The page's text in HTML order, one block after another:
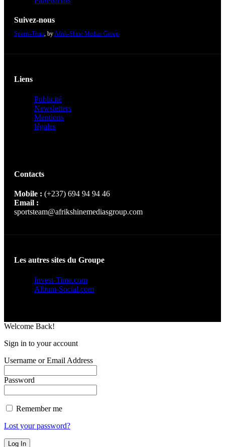
Suivez-nous
Sports-Team, byAfrik-Shine Medias Group
Liens
Publicité
Newsletters
Mentions
légales
Contacts
Mobile : (+237) 694 94 94 46
Email :
sportsteam@afrikshinemediasgroup.com
Les autres sites du Groupe
Invest-Time.com
Album-Social.com
Welcome Back!
Sign in to your account
Username or Email Address
Password
Remember me
Lost your password?